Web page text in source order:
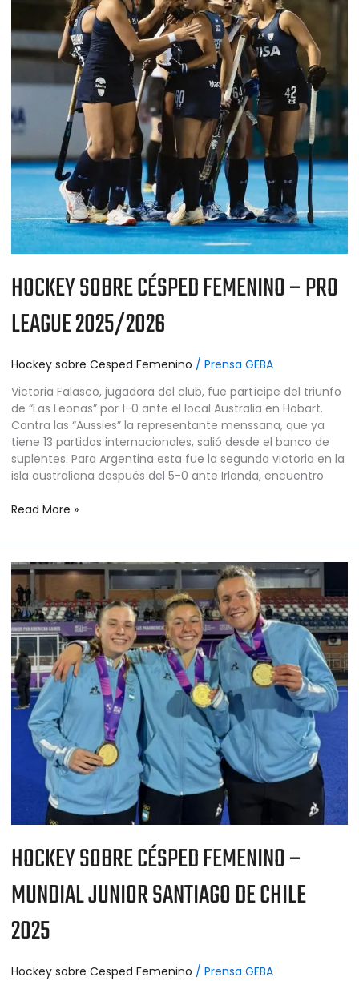
HOCKEY SOBRE CÉSPED FEMENINO – PRO
LEAGUE 2025/2026
Hockey sobre Cesped Femenino / Prensa GEBA
Victoria Falasco, jugadora del club, fue partícipe del triunfo
de “Las Leonas” por 1-0 ante el local Australia en Hobart.
Contra las “Aussies” la representante menssana, que ya
tiene 13 partidos internacionales, salió desde el banco de
suplentes. Para Argentina esta fue la segunda victoria en la
isla australiana después del 5-0 ante Irlanda, encuentro
2025/2026
Read More »
HOCKEY SOBRE CÉSPED FEMENINO –
MUNDIAL JUNIOR SANTIAGO DE CHILE
2025
Hockey sobre Cesped Femenino / Prensa GEBA
HOCKEY
SOBRE
CÉSPED
FEMENINO
–
MUNDIAL
JUNIOR
SANTIAGO
DE
CHILE
2025